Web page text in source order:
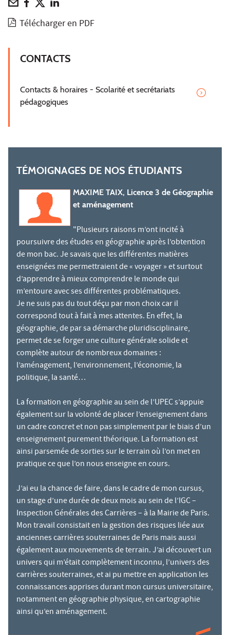
Télécharger en PDF
CONTACTS
Contacts & horaires - Scolarité et secrétariats
pédagogiques
TÉMOIGNAGES DE NOS ÉTUDIANTS
MAXIME TAIX, Licence 3 de Géographie
et aménagement
"Plusieurs raisons m’ont incité à
poursuivre des études en géographie après l’obtention
de mon bac. Je savais que les différentes matières
enseignées me permettraient de « voyager » et surtout
d’apprendre à mieux comprendre le monde qui
m’entoure avec ses différentes problématiques.
Je ne suis pas du tout déçu par mon choix car il
correspond tout à fait à mes attentes. En effet, la
géographie, de par sa démarche pluridisciplinaire,
permet de se forger une culture générale solide et
complète autour de nombreux domaines :
l’aménagement, l’environnement, l’économie, la
politique, la santé…
La formation en géographie au sein de l’UPEC s’appuie
également sur la volonté de placer l’enseignement dans
un cadre concret et non pas simplement par le biais d’un
enseignement purement théorique. La formation est
ainsi parsemée de sorties sur le terrain où l’on met en
pratique ce que l’on nous enseigne en cours.
J’ai eu la chance de faire, dans le cadre de mon cursus,
un stage d’une durée de deux mois au sein de l’IGC –
Inspection Générales des Carrières – à la Mairie de Paris.
Mon travail consistait en la gestion des risques liée aux
anciennes carrières souterraines de Paris mais aussi
également aux mouvements de terrain. J’ai découvert un
univers qui m’était complètement inconnu, l’univers des
carrières souterraines, et ai pu mettre en application les
connaissances apprises durant mon cursus universitaire,
notamment en géographie physique, en cartographie
ainsi qu’en aménagement.